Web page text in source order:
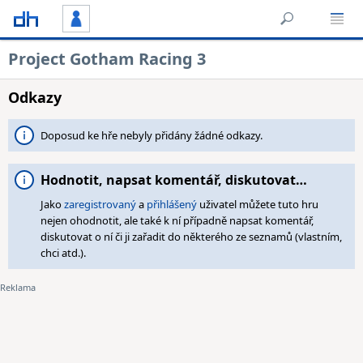
Project Gotham Racing 3
Odkazy
Doposud ke hře nebyly přidány žádné odkazy.
Hodnotit, napsat komentář, diskutovat…
Jakozaregistrovanýa přihlášený uživatel můžete tuto hru
nejen ohodnotit, ale také k ní případně napsat komentář,
diskutovat o ní či ji zařadit do některého ze seznamů (vlastním,
chci atd.).